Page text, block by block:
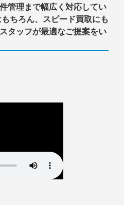
管理まで幅広く対応してい
ちろん、スピード買取にも
タッフが最適なご提案をい